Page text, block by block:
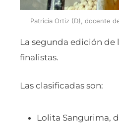
Patricia Ortiz (D), docente
La segunda edición de
finalistas.
Las clasificadas son:
Lolita Sangurima,